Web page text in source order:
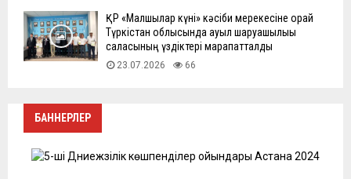
ҚР «Малшылар күні» кәсіби мерекесіне орай
Түркістан облысында ауыл шаруашылығы
саласының үздіктері марапатталды
23.07.2026 66
БАННЕРЛЕР